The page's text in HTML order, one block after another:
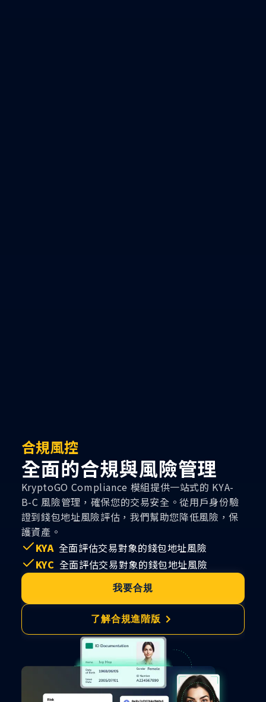
合規風控
全面的合規與風險管理
KryptoGO Compliance 模組提供一站式的 KYA-
B-C 風險管理，確保您的交易安全。從用戶身份驗
證到錢包地址風險評估，我們幫助您降低風險，保
護資產。
KYA 全面評估交易對象的錢包地址風險
KYC 全面評估交易對象的錢包地址風險
我要合規
了解合規進階版